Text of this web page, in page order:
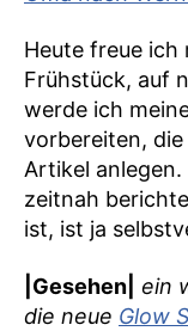
Heute freue ich
Frühstück, auf
werde ich
vorbereiten,
Artikel
zeitnah
ist, ist ja
|Gesehen| ein
die neue Glow